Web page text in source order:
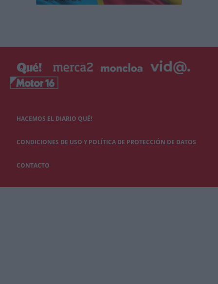
HACEMOS EL DIARIO QUÉ!
CONDICIONES DE USO Y POLÍTICA DE PROTECCIÓN DE DATOS
CONTACTO